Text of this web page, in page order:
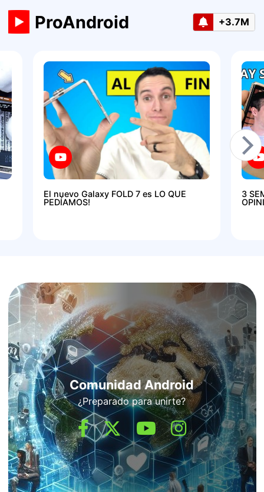
ProAndroid +3.7M
El nuevo Galaxy FOLD 7 es LO QUE
PEDÍAMOS!
3
Comunidad Android
¿Preparado para unirte?